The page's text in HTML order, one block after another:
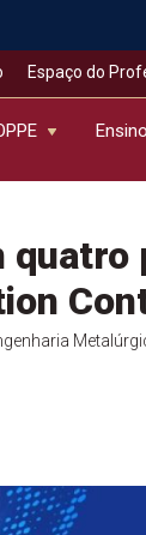
Espaço do
Ensino